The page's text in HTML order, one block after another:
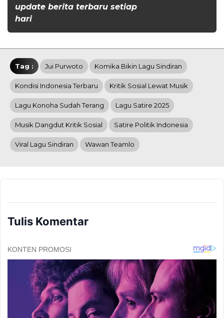
update berita terbaru setiap
hari
Tag : Jui Purwoto Komika Bikin Lagu Sindiran
Kondisi Indonesia Terbaru Kritik Sosial Lewat Musik
Lagu Konoha Sudah Terang Lagu Satire 2025
Musik Dangdut Kritik Sosial Satire Politik Indonesia
Viral Lagu Sindiran Wawan Teamlo
Tulis Komentar